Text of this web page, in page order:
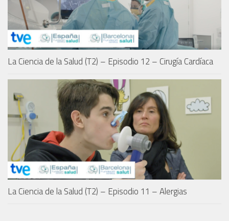
La Ciencia de la Salud (T2) – Episodio 12 – Cirugía Cardíaca
La Ciencia de la Salud (T2) – Episodio 11 – Alergias